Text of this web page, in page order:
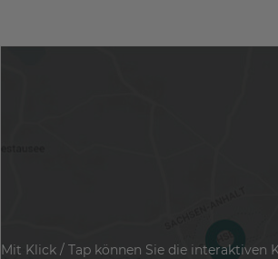
Mit Klick / Tap können Sie die interaktiven